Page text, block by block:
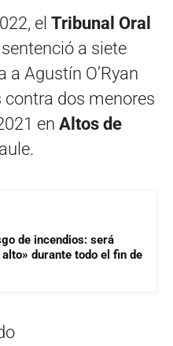
el Tribunal Oral
sentenció a siete
a Agustín O’Ryan
contra dos menores
en Altos de
de incendios: será
durante todo el fin de